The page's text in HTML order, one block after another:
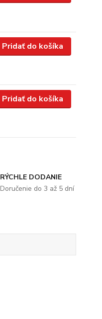
Pridať do košíka
Pridať do košíka
RÝCHLE DODANIE
Doručenie do 3 až 5 dní